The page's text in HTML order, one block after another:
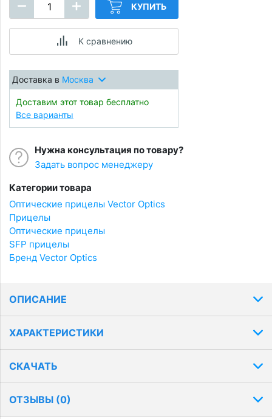
КУПИТЬ
К сравнению
Доставка в Москва
Доставим этот товар бесплатно
Все варианты
Нужна консультация по товару?
Задать вопрос менеджеру
Категории товара
Оптические прицелы Vector Optics
Прицелы
Оптические прицелы
SFP прицелы
Бренд Vector Optics
ОПИСАНИЕ
ХАРАКТЕРИСТИКИ
СКАЧАТЬ
ОТЗЫВЫ (0)